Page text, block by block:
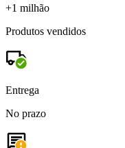
+1 milhão
Produtos vendidos
Entrega
No prazo